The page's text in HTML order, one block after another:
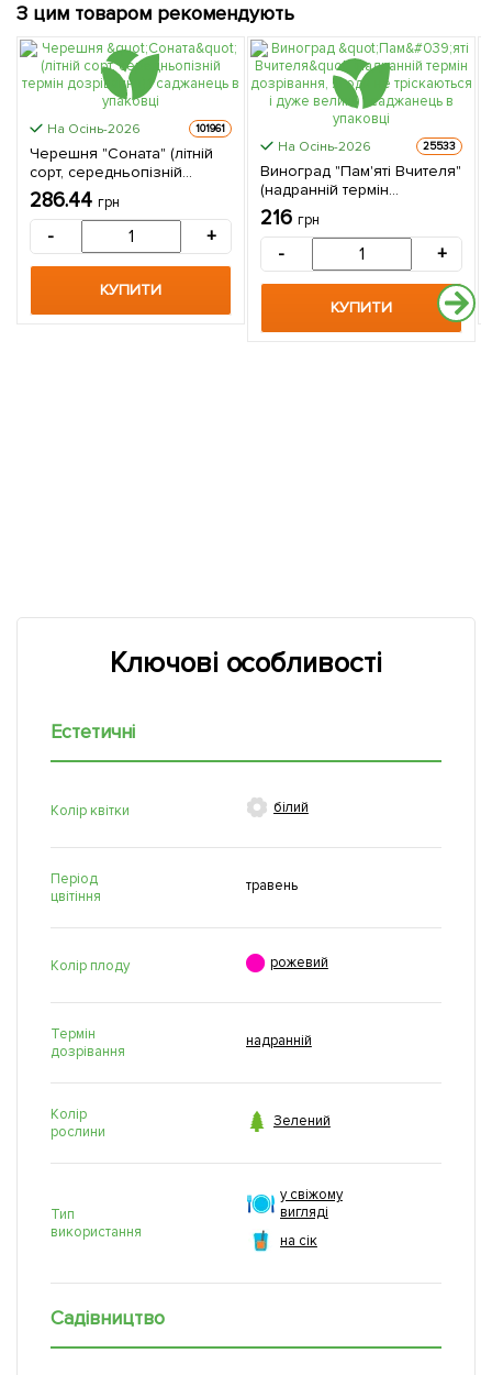
З цим товаром рекомендують
На Осінь-2026 101961
Черешня "Соната" (літній
сорт, середньопізній
термін дозрівання) 1
саджанець в упаковці
286.44 грн
- +
КУПИТИ
На Осінь-2026 25533
Виноград "Пам'яті Вчителя"
(надранній термін
дозрівання, ягоди не
тріскаються і дуже великі) 1
саджанець в упаковці
216 грн
- +
КУПИТИ
Ключові особливості
Естетичні
Колір квітки  білий
Період
цвітіння
травень
Колір плоду  рожевий
Термін
дозрівання
надранній
Колір
рослини
 Зелений
Тип
використання
у свіжому
вигляді
на сік
Садівництво